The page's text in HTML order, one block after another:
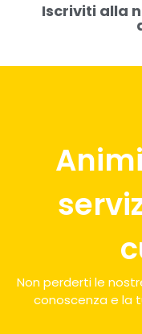
Iscriviti alla
Non perderti le
conoscenza e la